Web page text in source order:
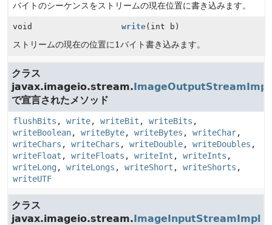
バイトのシーケンスをストリームの現在位置に書き込みます。
void write(int b)
ストリームの現在の位置に1バイト書き込みます。
クラス
javax.imageio.stream.ImageOutputStreamImpl
で宣言されたメソッド
flushBits , write, writeBit , writeBits ,
writeBoolean, writeByte, writeBytes , writeChar,
writeChars , writeChars , writeDouble, writeDoubles ,
writeFloat , writeFloats , writeInt , writeInts ,
writeLong, writeLongs , writeShort , writeShorts ,
writeUTF
クラス
javax.imageio.stream.ImageInputStreamImpl